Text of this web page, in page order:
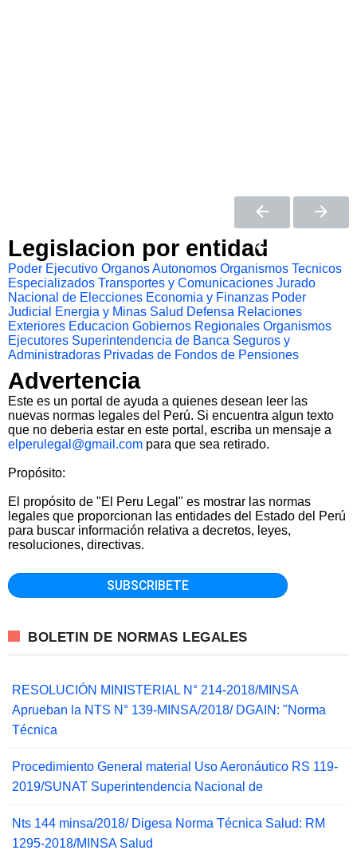
Legislacion por entidad
Poder Ejecutivo Organos Autonomos Organismos Tecnicos
Especializados Transportes y Comunicaciones Jurado
Nacional de Elecciones Economia y Finanzas Poder
Judicial
Energia y Minas Salud Defensa Relaciones
Exteriores Educacion Gobiernos Regionales Organismos
Ejecutores Superintendencia de Banca Seguros y
Administradoras Privadas de Fondos de Pensiones
Advertencia
Este es un portal de ayuda a quienes desean leer las
nuevas normas legales del Perú. Si encuentra algun texto
que no deberia estar en este portal, escriba un mensaje a
elperulegal@gmail.com para que sea retirado.
Propósito:
El propósito de "El Peru Legal" es mostrar las normas
legales que proporcionan las entidades del Estado del Perú
para buscar información relativa a decretos, leyes,
resoluciones, directivas.
BOLETIN DE NORMAS LEGALES
RESOLUCIÓN MINISTERIAL N° 214-2018/MINSA
Aprueban la NTS N° 139-MINSA/2018/ DGAIN: "Norma
Técnica
Procedimiento General material Uso Aeronáutico RS 119-
2019/SUNAT Superintendencia Nacional de
Nts 144 minsa/2018/ Digesa Norma Técnica Salud: RM
1295-2018/MINSA Salud